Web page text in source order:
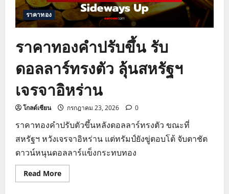
ราคาทอง
ราคาทองคำปรับขึ้น รับ
ดอลลาร์ทรงตัว ลุ้นสหรัฐฯ
เจรจาอิหร่าน
โกลด์เซียน กรกฎาคม 23, 2026 0
ราคาทองคำปรับตัวขึ้นหลังดอลลาร์ทรงตัว ขณะที่
สหรัฐฯ หวังเจรจาอิหร่าน แต่ทรัมป์ยังขู่ตอบโต้ จับตาชัต
ดาวน์หนุนดอลลาร์แข็งกระทบทอง
Read MoreRead
more